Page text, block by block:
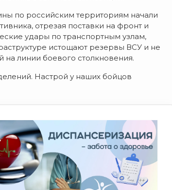
по российским территориям начали
отрезая поставки на фронт и
удары по транспортным узлам,
истощают резервы ВСУ и не
линии боевого столкновения.
Настрой у наших бойцов